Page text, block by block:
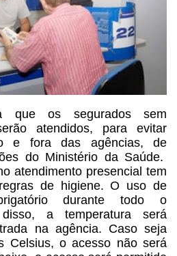
que os segurados sem
atendidos, para evitar
e fora das agências, de
do Ministério da Saúde.
atendimento presencial tem
dehigiene. O uso de
durante todo o
a temperatura será
na agência. Caso seja
Celsius, o acesso não será